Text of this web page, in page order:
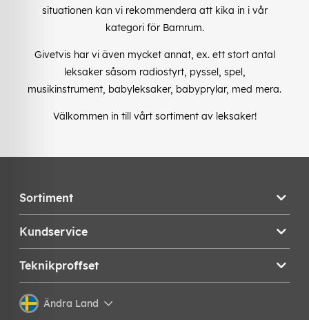
situationen kan vi rekommendera att kika in i vår
kategori för Barnrum.
Givetvis har vi även mycket annat, ex. ett stort antal
leksaker såsom radiostyrt, pyssel, spel,
musikinstrument, babyleksaker, babyprylar, med mera.
Välkommen in till vårt sortiment av leksaker!
Sortiment
Kundservice
Teknikproffset
Ändra Land